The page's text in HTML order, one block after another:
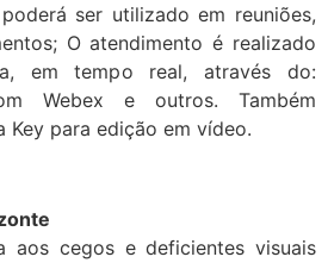
ser utilizado em reuniões,
O atendimento é realizado
em tempo real, através do:
Webex e outros. Também
Key para edição em vídeo.
aos cegos e deficientes visuais